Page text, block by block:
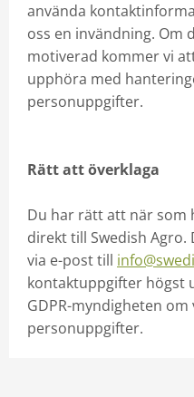
använda
oss en invändning. Om
motiverad kommer vi
upphöra med
personuppgifter.
Rätt att överklaga
Du har rätt att när som
direkt till Swedish Agro.
via e-post till
kontaktuppgifter högst
GDPR-myndigheten
personuppgifter.